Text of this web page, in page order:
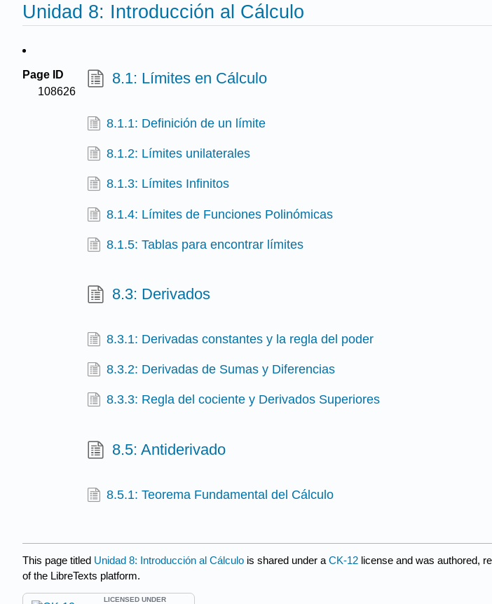
Unidad 8: Introducción al Cálculo
Page ID
108626
8.1: Límites en Cálculo
8.1.1: Definición de un límite
8.1.2: Límites unilaterales
8.1.3: Límites Infinitos
8.1.4: Límites de Funciones Polinómicas
8.1.5: Tablas para encontrar límites
8.3: Derivados
8.3.1: Derivadas constantes y la regla del poder
8.3.2: Derivadas de Sumas y Diferencias
8.3.3: Regla del cociente y Derivados Superiores
8.5: Antiderivado
8.5.1: Teorema Fundamental del Cálculo
This page titled Unidad 8: Introducción al Cálculo is shared under a CK-12 license and was authored,
of the LibreTexts platform.
LICENSED UNDER